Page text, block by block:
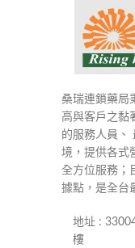
桑瑞連鎖藥局
高與客戶之黏
的服務人員、
境，提供各式
全方位服務；
據點，是全台
地址 :
樓